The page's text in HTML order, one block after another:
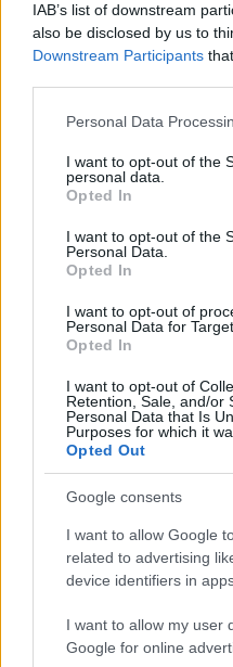
IAB’s list of downstream
also be disclosed by us to
Downstream Participants
Please note that this
not limited to your visit or
grant or deny consent to
use your data for below
consent section.
Personal Data
I want to opt-out of the
personal data.
Opted In
I want to opt-out of the
Personal Data.
Opted In
I want to opt-out of
Personal Data for
Opted In
I want to opt-out of
Retention, Sale, and/or
Personal Data that Is
Purposes for which it
Opted Out
Google consents
I want to allow Google
related to advertising
device identifiers in
I want to allow my user
Google for online